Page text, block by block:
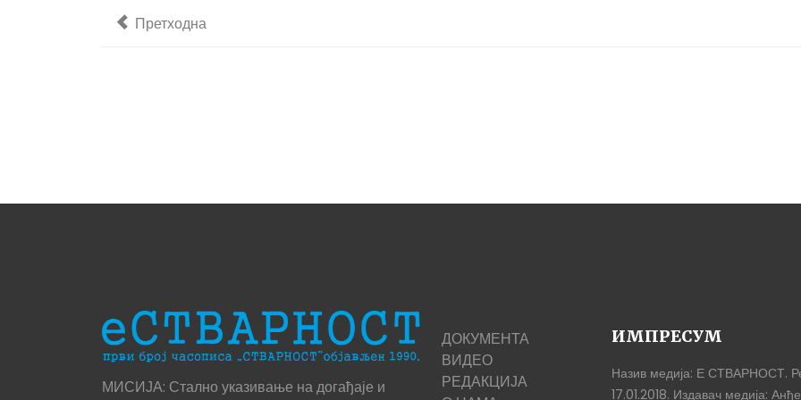
Претходни чланак: Достојанствен испраћај од Милорада Ђоковића
Претходна
МИСИЈА: Стално указивање на догађаје и
ДОКУМЕНТА
ВИДЕО
РЕДАКЦИЈА
ИМПРЕСУМ
Назив медија: Е СТВАРНОСТ.
17.01.2018. Издавач медија: